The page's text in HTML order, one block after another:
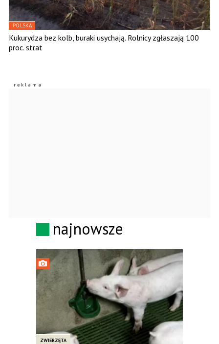
POLSKA
Kukurydza bez kolb, buraki usychają. Rolnicy zgłaszają 100
proc. strat
najnowsze
ZWIERZĘTA